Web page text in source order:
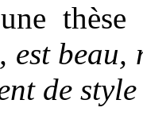
est
de style